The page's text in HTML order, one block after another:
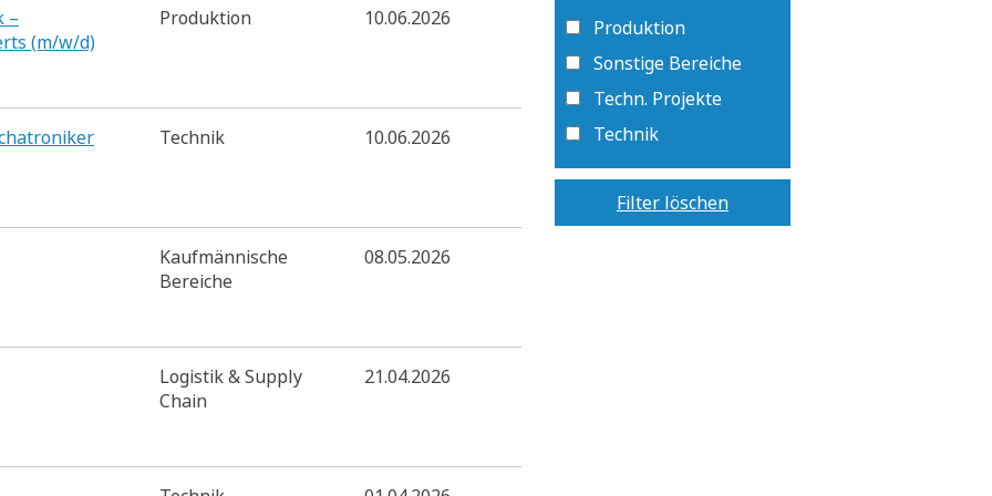
–
(m/w/d)
Produktion 10.06.2026
Technik 10.06.2026
Kaufmännische
Bereiche
08.05.2026
Logistik & Supply
Chain
21.04.2026
Produktion
Sonstige Bereiche
Techn. Projekte
Technik
Filter löschen